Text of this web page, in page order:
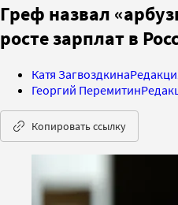
Греф назвал
росте зарплат в
Катя Загвоздкина
Георгий Перемитин
Копировать ссылку